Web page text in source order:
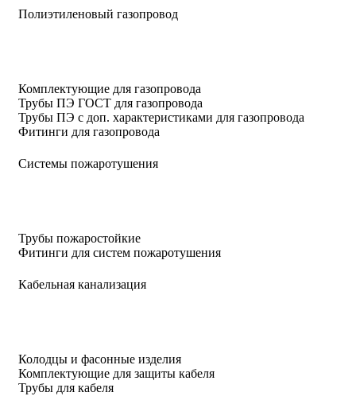
Полиэтиленовый газопровод
Комплектующие для газопровода
Трубы ПЭ ГОСТ для газопровода
Трубы ПЭ с доп. характеристиками для газопровода
Фитинги для газопровода
Системы пожаротушения
Трубы пожаростойкие
Фитинги для систем пожаротушения
Кабельная канализация
Колодцы и фасонные изделия
Комплектующие для защиты кабеля
Трубы для кабеля